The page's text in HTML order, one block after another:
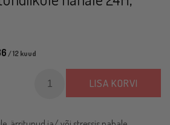
/ 12 kuud
Hyper
Cream
LISA KORVI